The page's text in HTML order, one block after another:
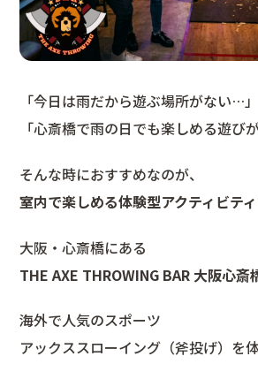
「今日は雨だから遊ぶ場所がない…」
「心斎橋で雨の日でも楽しめる遊び
そんな時におすすめなのが、
室内で楽しめる体験型アクティビティ
大阪・心斎橋にある
THE AXE THROWING BAR 大阪心斎
海外で人気のスポーツ
アックススローイング（斧投げ）を体